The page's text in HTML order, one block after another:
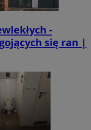
-
się ran |